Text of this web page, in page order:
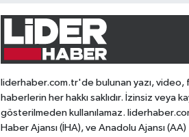
liderhaber.com.tr'de bulunan yazı,
haberlerin her hakkı saklıdır. İzinsiz veya
gösterilmeden kullanılamaz.
Haber Ajansı (İHA), ve Anadolu Ajansı (AA)